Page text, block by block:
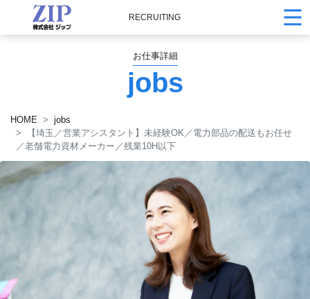
RECRUITING
お仕事詳細
jobs
HOME
jobs
【埼玉／営業アシスタント】未経験OK／電力部品の配送もお任せ
／老舗電力資材メーカー／残業10H以下